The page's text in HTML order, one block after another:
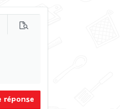
d'options…
Prévisualisation
réponse